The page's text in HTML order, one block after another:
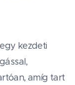
kezdeti
amíg tart